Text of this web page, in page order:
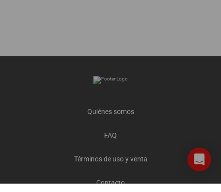
Quiénes somos
FAQ
Términos de uso y venta
Contacto